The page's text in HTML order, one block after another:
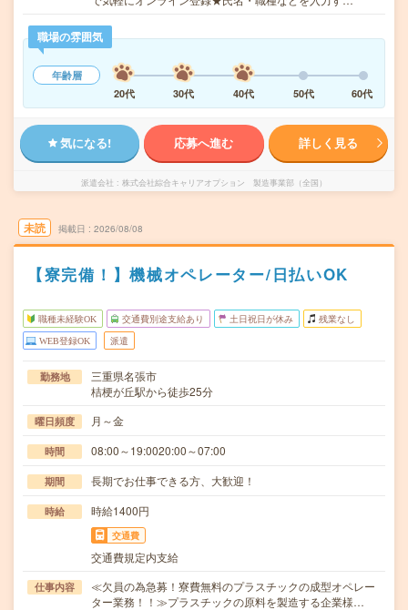
職場の雰囲気
年齢層
20代
30代 40代 50代 60代
気になる! 応募へ進む 詳しく見る
派遣会社 株式会社綜合キャリアオプション 製造事業部（全国）
未読 掲載日 2026/08/08
【寮完備！】機械オペレーター/日払いOK
職種未経験OK 交通費別途支給あり 土日祝日が休み 残業なし
WEB登録OK 派遣
勤務地
三重県名張市
桔梗が丘駅から徒歩25分
曜日頻度 月～金
時間 08:00～19:0020:00～07:00
期間 長期でお仕事できる方、大歓迎！
時給 時給1400円
交通費
交通費規定内支給
仕事内容
≪欠員の為急募！寮費無料のプラスチックの成型オペレー
ター業務！！≫プラスチックの原料を製造する企業様…